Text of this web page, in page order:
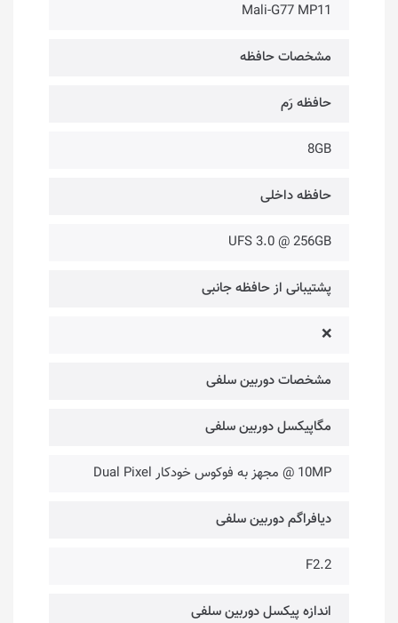
Mali-G77 MP11
مشخصات حافظه
حافظه رَم
8GB
حافظه داخلی
UFS 3.0 @ 256GB
پشتیبانی از حافظه جانبی
❌
مشخصات دوربین سلفی
مگاپیکسل دوربین سلفی
10MP @ مجهز به فوکوس خودکار Dual Pixel
دیافراگم دوربین سلفی
F2.2
اندازه پیکسل دوربین سلفی